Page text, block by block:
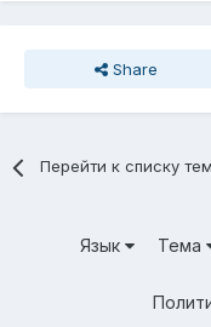
Share
Перейти к списку тем
Язык Тема